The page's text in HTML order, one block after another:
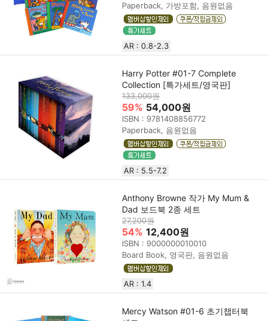
Paperback, 가방포함, 음원없음
AR : 0.8-2.3
Harry Potter #01-7 Complete
Collection [특가세트/영국판]
133,000원
59% 54,000원
ISBN : 9781408856772
Paperback, 음원없음
AR : 5.5-7.2
Anthony Browne 작가 My Mum &
Dad 보드북 2종 세트
27,200원
54% 12,400원
ISBN : 9000000010010
Board Book, 영국판, 음원없음
AR : 1.4
Mercy Watson #01-6 초기챕터북